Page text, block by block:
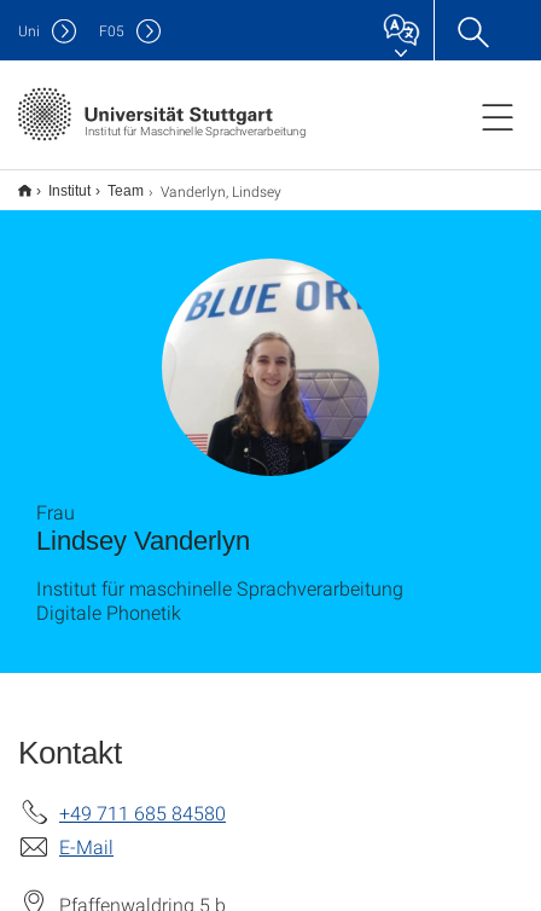
Institut für Maschinelle Sprachverarbeitung
Uni F05
Institut Team Vanderlyn, Lindsey
Lindsey Vanderlyn
Frau
Institut für maschinelle Sprachverarbeitung
Digitale Phonetik
Kontakt
+49 711 685 84580
E-Mail
Pfaffenwaldring 5 b